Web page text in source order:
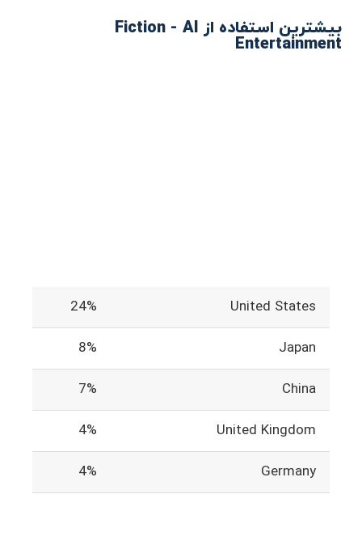
بیشترین استفاده از Fiction - AI
Entertainment
United States
24%
Japan
8%
China
7%
United Kingdom
4%
Germany
4%